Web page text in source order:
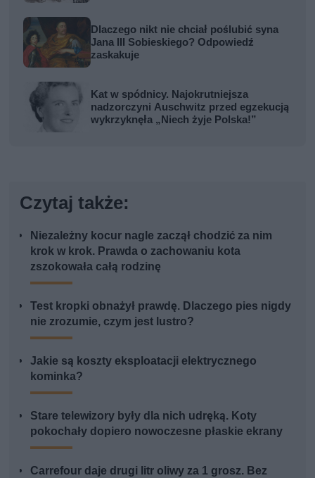
Dlaczego nikt nie chciał poślubić syna
Jana III Sobieskiego? Odpowiedź
zaskakuje
Kat w spódnicy. Najokrutniejsza
nadzorczyni Auschwitz przed egzekucją
wykrzyknęła „Niech żyje Polska!”
Czytaj także:
Niezależny kocur nagle zaczął chodzić za nim
krok w krok. Prawda o zachowaniu kota
zszokowała całą rodzinę
Test kropki obnażył prawdę. Dlaczego pies nigdy
nie zrozumie, czym jest lustro?
Jakie są koszty eksploatacji elektrycznego
kominka?
Stare telewizory były dla nich udręką. Koty
pokochały dopiero nowoczesne płaskie ekrany
Carrefour daje drugi litr oliwy za 1 grosz. Bez